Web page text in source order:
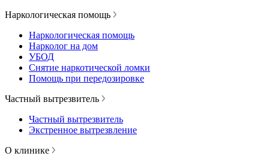
Наркологическая помощь
Наркологическая помощь
Нарколог на дом
УБОД
Снятие наркотической ломки
Помощь при передозировке
Частный вытрезвитель
Частный вытрезвитель
Экстренное вытрезвление
О клинике